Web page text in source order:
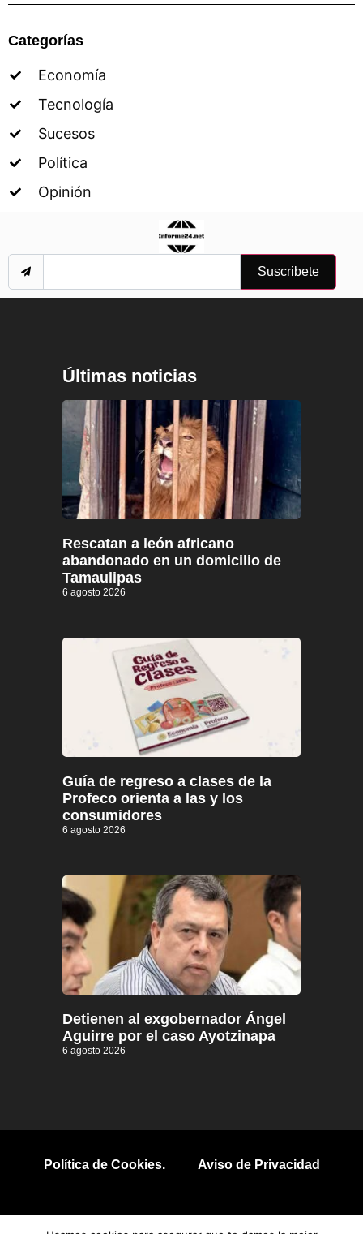
Categorías
Economía
Tecnología
Sucesos
Política
Opinión
Suscribete
Últimas noticias
Rescatan a león africano
abandonado en un domicilio de
Tamaulipas
6 agosto 2026
Guía de regreso a clases de la
Profeco orienta a las y los
consumidores
6 agosto 2026
Detienen al exgobernador Ángel
Aguirre por el caso Ayotzinapa
6 agosto 2026
Política de Cookies. Aviso de Privacidad